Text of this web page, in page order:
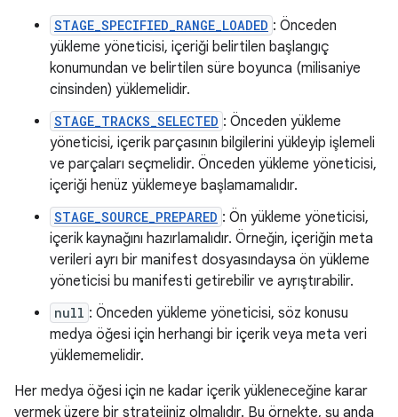
STAGE_SPECIFIED_RANGE_LOADED : Önceden
yükleme yöneticisi, içeriği belirtilen başlangıç
konumundan ve belirtilen süre boyunca (milisaniye
cinsinden) yüklemelidir.
STAGE_TRACKS_SELECTED : Önceden yükleme
yöneticisi, içerik parçasının bilgilerini yükleyip işlemeli
ve parçaları seçmelidir. Önceden yükleme yöneticisi,
içeriği henüz yüklemeye başlamamalıdır.
STAGE_SOURCE_PREPARED : Ön yükleme yöneticisi,
içerik kaynağını hazırlamalıdır. Örneğin, içeriğin meta
verileri ayrı bir manifest dosyasındaysa ön yükleme
yöneticisi bu manifesti getirebilir ve ayrıştırabilir.
null : Önceden yükleme yöneticisi, söz konusu
medya öğesi için herhangi bir içerik veya meta veri
yüklememelidir.
Her medya öğesi için ne kadar içerik yükleneceğine karar
vermek üzere bir stratejiniz olmalıdır. Bu örnekte, şu anda